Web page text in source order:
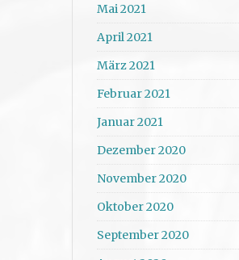
Mai 2021
April 2021
März 2021
Februar 2021
Januar 2021
Dezember 2020
November 2020
Oktober 2020
September 2020